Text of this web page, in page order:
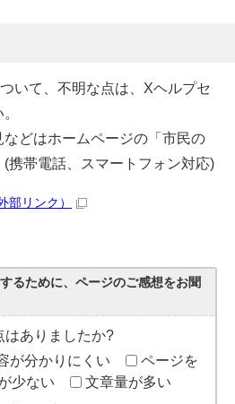
いて、不明な点は、Xヘルプセ
どはホームページの「市民の
携帯電話、スマートフォン対応)
部リンク）
るために、ページのご感想をお聞
はありましたか?
が分かりにくい
ページを
少ない 文章量が多い